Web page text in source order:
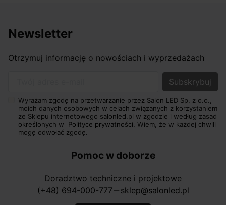
Newsletter
Otrzymuj informację o nowościach i wyprzedażach
Wyrażam zgodę na przetwarzanie przez Salon LED Sp. z o.o.,
moich danych osobowych w celach związanych z korzystaniem
ze Sklepu internetowego salonled.pl w zgodzie i według zasad
określonych w Polityce prywatności. Wiem, że w każdej chwili
mogę odwołać zgodę.
Pomoc w doborze
Doradztwo techniczne i projektowe
(+48) 694-000-777 horizontal_rule sklep@salonled.pl